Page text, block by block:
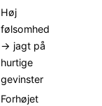
Høj
følsomhed
→ jagt på
hurtige
gevinster
Forhøjet